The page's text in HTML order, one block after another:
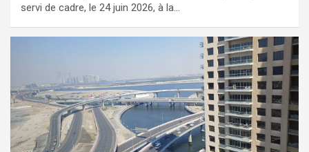
servi de cadre, le 24 juin 2026, à la…